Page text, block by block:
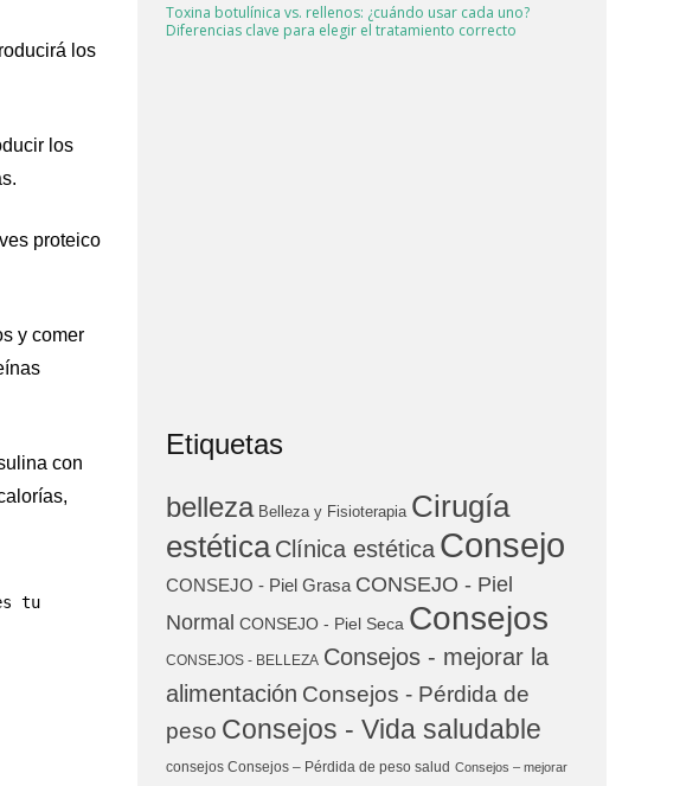
los
los
proteico
y comer
con
tu
Toxina botulínica vs. rellenos: ¿cuándo usar cada uno?
Diferencias clave para elegir el tratamiento correcto
Etiquetas
belleza Belleza y Fisioterapia Cirugía
estética Clínica estética Consejo
CONSEJO - Piel Grasa CONSEJO - Piel
Normal CONSEJO - Piel Seca Consejos
CONSEJOS - BELLEZA Consejos - mejorar la
alimentación Consejos - Pérdida de
peso Consejos - Vida saludable
consejos Consejos – Pérdida de peso salud Consejos – mejorar